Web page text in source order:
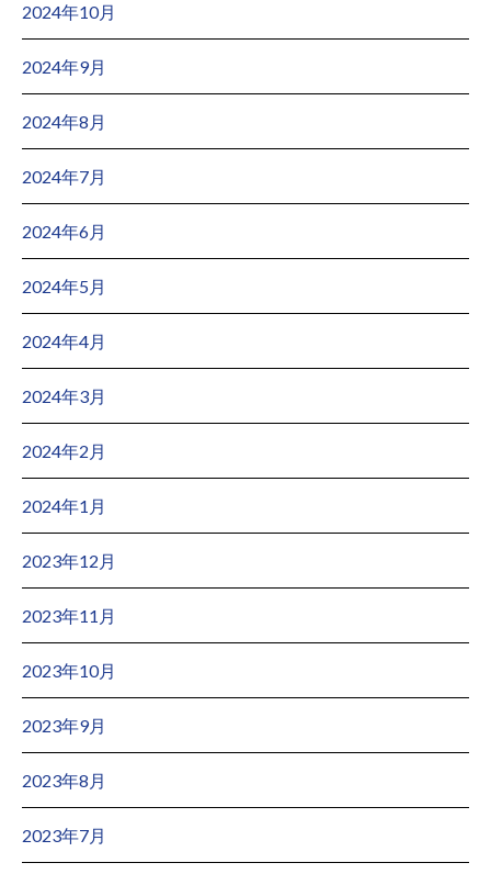
2024年10月
2024年9月
2024年8月
2024年7月
2024年6月
2024年5月
2024年4月
2024年3月
2024年2月
2024年1月
2023年12月
2023年11月
2023年10月
2023年9月
2023年8月
2023年7月